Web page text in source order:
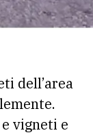
dell’area
vigneti e